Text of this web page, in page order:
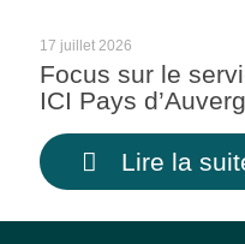
17 juillet 2026
Focus sur le
ICI Pays
Lire la